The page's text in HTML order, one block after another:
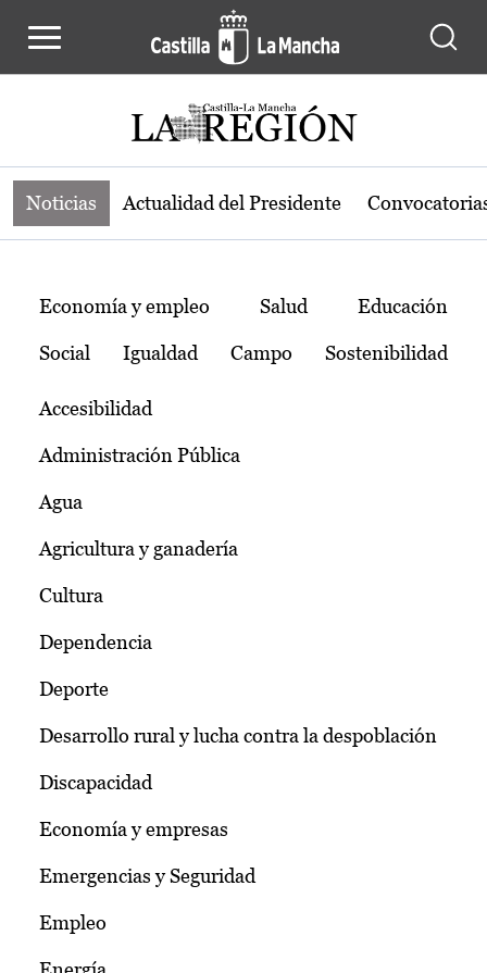
Noticias de la región de Castilla-La
Noticias Actualidad del Presidente
Temas
Economía y empleo Salud Educación
Social Igualdad Campo Sostenibilidad
Accesibilidad
Administración Pública
Agua
Agricultura y ganadería
Cultura
Dependencia
Deporte
Desarrollo rural y lucha contra la despoblación
Discapacidad
Economía y empresas
Emergencias y Seguridad
Empleo